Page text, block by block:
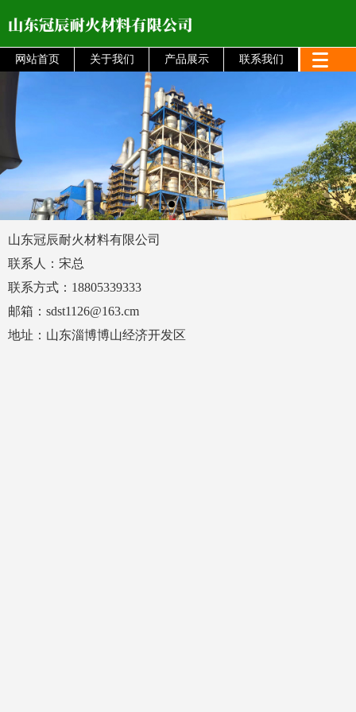
网站首页 关于我们 产品展示 联系我们
山东冠辰耐火材料有限公司
联系人：宋总
联系方式：18805339333
邮箱：sdst1126@163.cm
地址：山东淄博博山经济开发区